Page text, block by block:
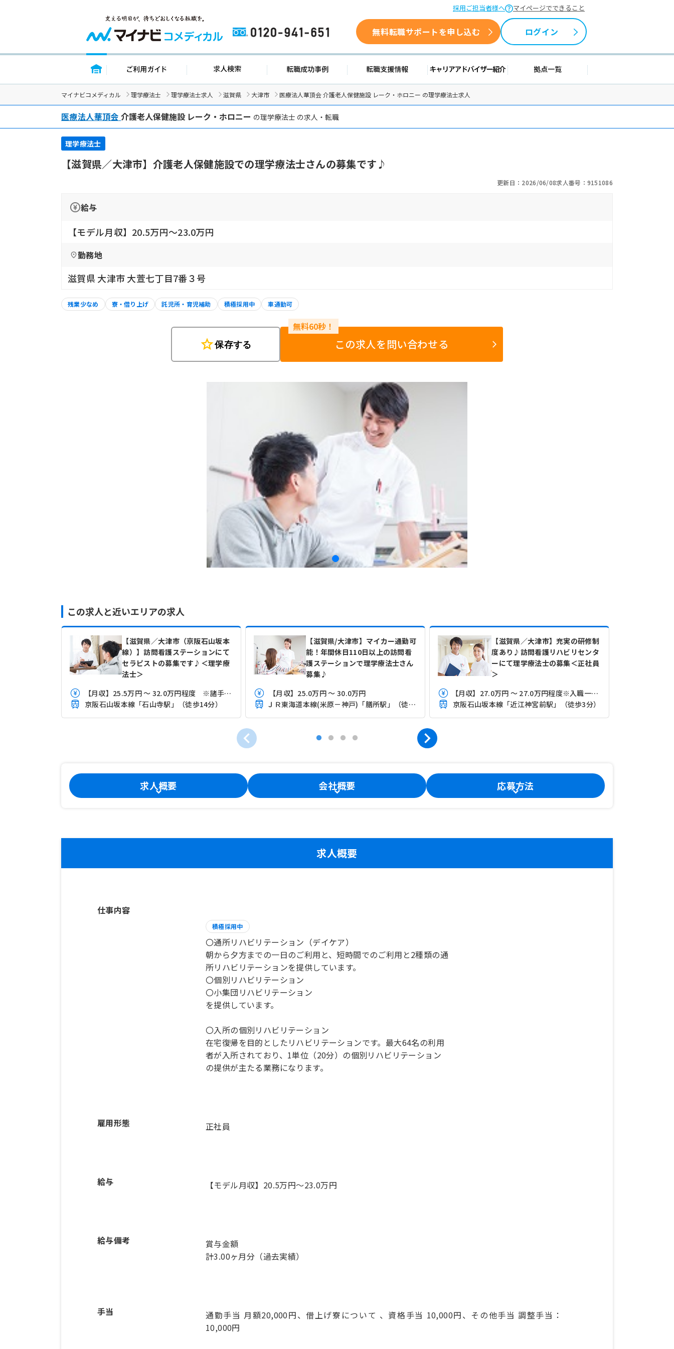
採用ご担当者様へ マイページでできること
0120-941-651 無料転職サポートを申し込む ログイン
トップページ ご利用ガイド 求人検索 転職成功事例 転職支援情報 キャリアアドバイザー紹介 拠点一覧
マイナビコメディカル 理学療法士 理学療法士求人 滋賀県 大津市 医療法人華頂会 介護老人保健施設 レーク・ホロニー の理学療法士求人
医療法人華頂会 介護老人保健施設 レーク・ホロニー の理学療法士 の求人・転職
理学療法士
【滋賀県／大津市】介護老人保健施設での理学療法士さんの募集です♪
更新日：2026/06/08求人番号：9151086
給与
【モデル月収】20.5万円〜23.0万円
勤務地
滋賀県 大津市 大萱七丁目7番３号
残業少なめ 寮・借り上げ 託児所・育児補助 積極採用中 車通勤可
star保存する この求人を問い合わせる
この求人と近いエリアの求人
【滋賀県／大津市（京阪石山坂本
線）】訪問看護ステーションにて
セラピストの募集です♪＜理学療
法士＞
【月収】25.5万円 ～ 32.0万円程度 ※諸手当込
京阪石山坂本線「石山寺駅」（徒歩14分）
【滋賀県/大津市】マイカー通勤可
能！年間休日110日以上の訪問看
護ステーションで理学療法士さん
募集♪
【月収】25.0万円 ～ 30.0万円
ＪＲ東海道本線(米原－神戸)「膳所駅」（徒歩20分）
【滋賀県／大津市】充実の研修制
度あり♪訪問看護リハビリセンタ
ーにて理学療法士の募集＜正社員
＞
【月収】27.0万円 ～ 27.0万円程度※入職一年目一律
京阪石山坂本線「近江神宮前駅」（徒歩3分）
求人概要 会社概要 応募方法
求人概要
仕事内容
積極採用中
〇通所リハビリテーション（デイケア）
朝から夕方までの一日のご利用と、短時間でのご利用と2種類の通
所リハビリテーションを提供しています。
〇個別リハビリテーション
〇小集団リハビリテーション
を提供しています。
〇入所の個別リハビリテーション
在宅復帰を目的としたリハビリテーションです。最大64名の利用
者が入所されており、1単位（20分）の個別リハビリテーション
の提供が主たる業務になります。
雇用形態 正社員
給与 【モデル月収】20.5万円〜23.0万円
給与備考
賞与金額
計3.00ヶ月分（過去実績）
手当
通勤手当 月額20,000円、借上げ寮について 、資格手当 10,000円、その他手当 調整手当：
10,000円